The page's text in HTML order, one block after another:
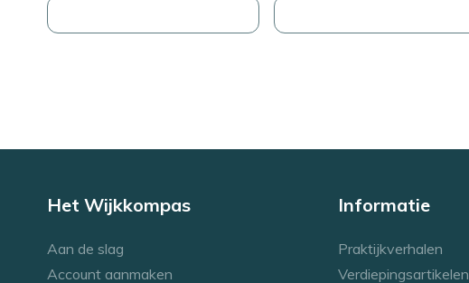
Het Wijkkompas
Aan de slag
Account aanmaken
Informatie
Praktijkverhalen
Verdiepingsartikelen